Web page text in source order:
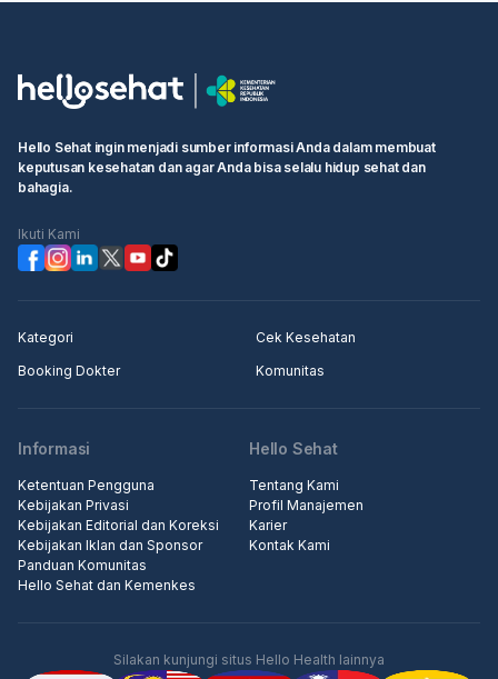
Hello Sehat ingin menjadi sumber informasi Anda dalam membuat
keputusan kesehatan dan agar Anda bisa selalu hidup sehat dan
bahagia.
Ikuti Kami
Kategori
Cek Kesehatan
Booking Dokter
Komunitas
Informasi
Ketentuan Pengguna
Kebijakan Privasi
Kebijakan Editorial dan Koreksi
Kebijakan Iklan dan Sponsor
Panduan Komunitas
Hello Sehat dan Kemenkes
Hello Sehat
Tentang Kami
Profil Manajemen
Karier
Kontak Kami
Silakan kunjungi situs Hello Health lainnya